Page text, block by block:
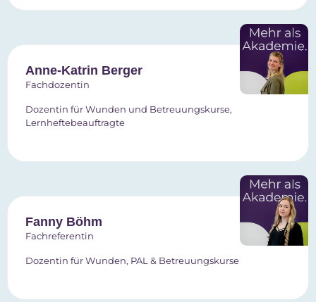
Anne-Katrin Berger
Fachdozentin
Dozentin für Wunden und Betreuungskurse,
Lernheftebeauftragte
Fanny Böhm
Fachreferentin
Dozentin für Wunden, PAL & Betreuungskurse